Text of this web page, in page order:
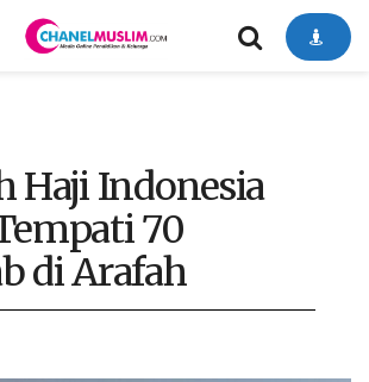
Haji Indonesia
70
di Arafah